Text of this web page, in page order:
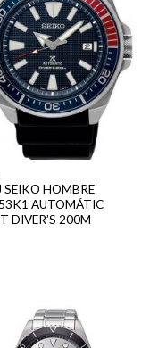
SEIKO HOMBRE
AUTOMÁTIC
DIVER’S 200M